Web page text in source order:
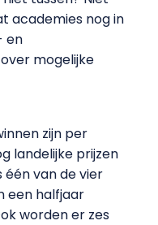
academies nog in
en
mogelijke
zijn per
landelijke prijzen
één van de vier
een halfjaar
worden er zes